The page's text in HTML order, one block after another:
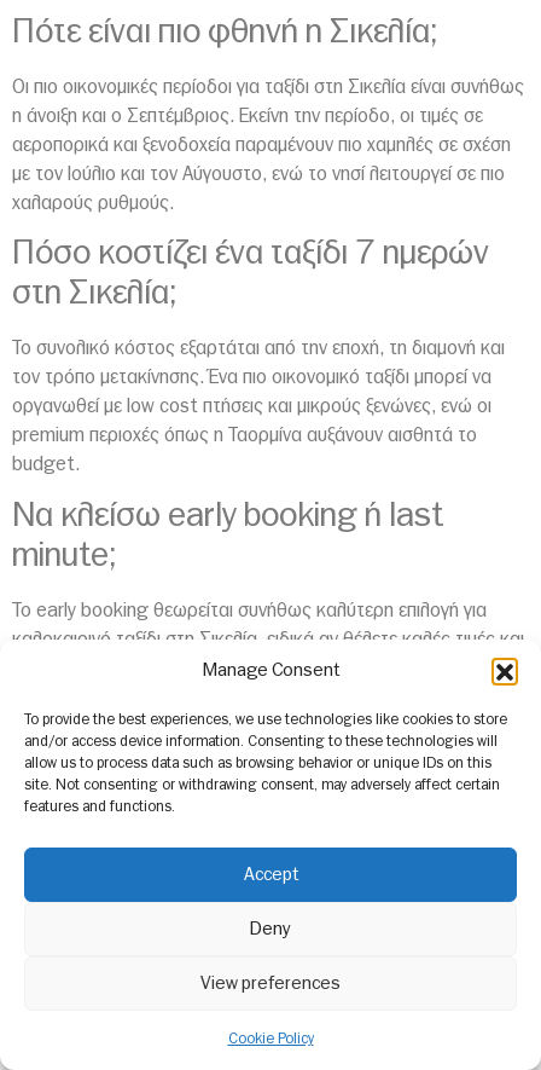
Manage Consent
To provide the best experiences, we use technologies like cookies to store
and/or access device information. Consenting to these technologies will
allow us to process data such as browsing behavior or unique IDs on this
site. Not consenting or withdrawing consent, may adversely affect certain
features and functions.
Accept
Deny
View preferences
Cookie Policy
Πότε είναι πιο φθηνή η Σικελία;
Οι πιο οικονομικές περίοδοι για ταξίδι στη Σικελία είναι συνήθως
η άνοιξη και ο Σεπτέμβριος. Εκείνη την περίοδο, οι τιμές σε
αεροπορικά και ξενοδοχεία παραμένουν πιο χαμηλές σε σχέση
με τον Ιούλιο και τον Αύγουστο, ενώ το νησί λειτουργεί σε πιο
χαλαρούς ρυθμούς.
Πόσο κοστίζει ένα ταξίδι 7 ημερών
στη Σικελία;
Το συνολικό κόστος εξαρτάται από την εποχή, τη διαμονή και
τον τρόπο μετακίνησης. Ένα πιο οικονομικό ταξίδι μπορεί να
οργανωθεί με low cost πτήσεις και μικρούς ξενώνες, ενώ οι
premium περιοχές όπως η
Ταορμίνα αυξάνουν αισθητά το
budget.
Να κλείσω early booking ή last
minute;
Το early booking θεωρείται συνήθως καλύτερη επιλογή για
καλοκαιρινό ταξίδι στη Σικελία, ειδικά αν θέλετε καλές τιμές και
περισσότερες επιλογές σε ξενοδοχεία και πτήσεις. Οι last
και ταιριάζουν περισσότερο σε ταξιδιώτες με ευελιξία στις
ημερομηνίες.
Είναι ακριβή η Ταορμίνα;
Σικελίας, κυρίως λόγω της θέας, των παραλιών και της
premium ατμόσφαιρας που προσφέρει. Ωστόσο, στις κοντινές
με εύκολη πρόσβαση στην πόλη.
Πότε πέφτουν οι τιμές για Σικελία;